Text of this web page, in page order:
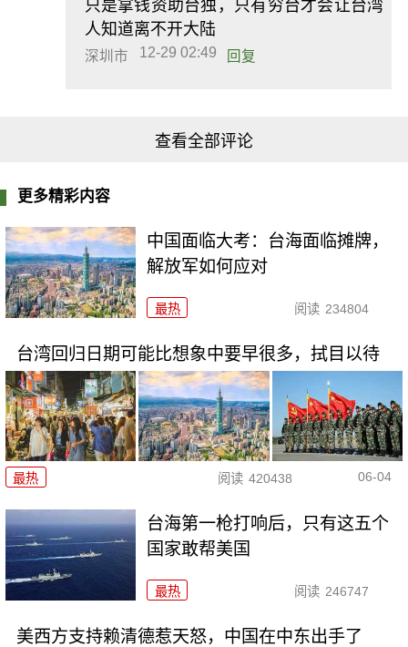
只是拿钱资助台独，只有穷台才会让台湾
人知道离不开大陆
深圳市 12-29 02:49 回复
查看全部评论
更多精彩内容
中国面临大考：台海面临摊牌，
解放军如何应对
最热 阅读 234804
台湾回归日期可能比想象中要早很多，拭目以待
最热 阅读 420438 06-04
台海第一枪打响后，只有这五个
国家敢帮美国
最热 阅读 246747
美西方支持赖清德惹天怒，中国在中东出手了